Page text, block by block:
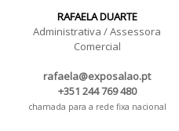
RAFAELA DUARTE
Administrativa / Assessora
Comercial
rafaela@exposalao.pt
+351 244 769 480
chamada para a rede fixa nacional